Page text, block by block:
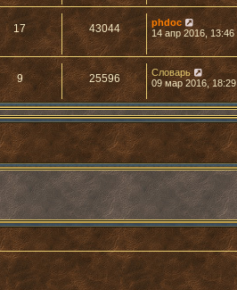
17 43044
phdoc
14 апр 2016, 13:46
9 25596
Словарь
09 мар 2016, 18:29